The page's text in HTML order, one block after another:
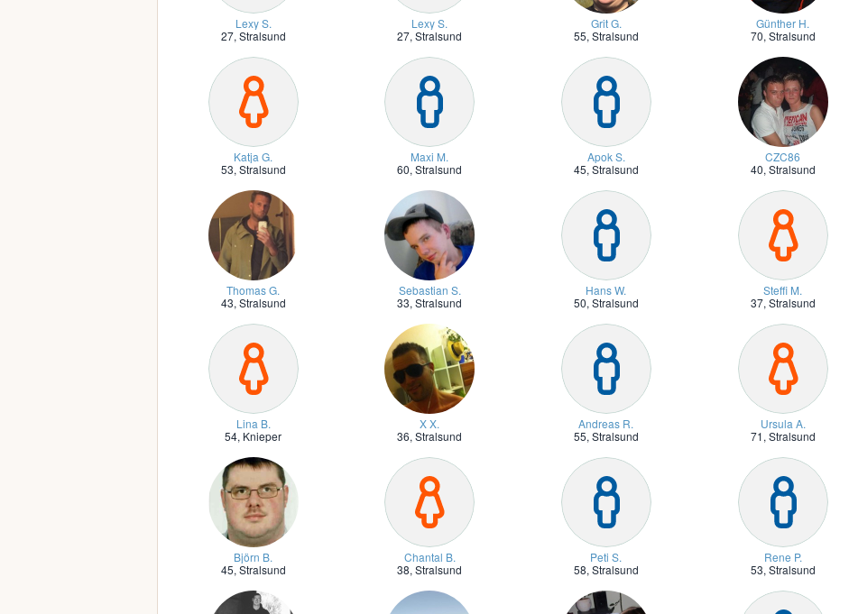
Lexy S.
27, Stralsund
Lexy S.
27,Stralsund
Grit G.
55, Stralsund
Günther H.
70, Stralsund
Katja G.
53, Stralsund
Maxi M.
60,Stralsund
Apok S.
45, Stralsund
CZC86
40, Stralsund
Thomas G.
43, Stralsund
Sebastian S.
33,Stralsund
Hans W.
50, Stralsund
Steffi M.
37, Stralsund
Lina B.
54, Knieper
X X.
36,Stralsund
Andreas R.
55, Stralsund
Ursula A.
71, Stralsund
Björn B.
45, Stralsund
Chantal B.
38,Stralsund
Peti S.
58, Stralsund
Rene P.
53, Stralsund